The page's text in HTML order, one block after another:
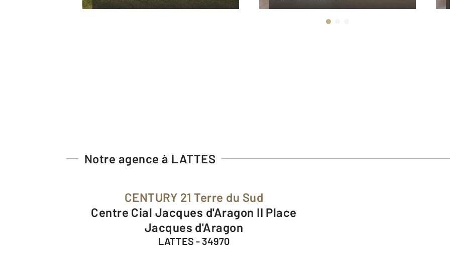
Notre agence à LATTES
CENTURY 21 Terre du Sud
Centre Cial Jacques d'Aragon II Place
Jacques d'Aragon
LATTES - 34970